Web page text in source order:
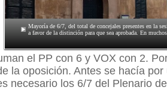
Mayoría de 6/7, del total de concejales presentes en la
a favor de la distinción para que sea aprobada. En
el PP con 6 y VOX con 2.
la oposición. Antes se hacía
necesario los 6/7 del Plenario